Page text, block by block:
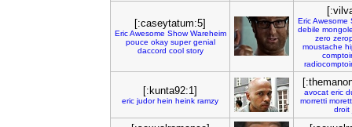
[:caseytatum:5]
Eric Awesome Show Wareheim
pouce okay super genial
daccord cool story
Eric Awesome
debile
zero
moustache
comptoir
radiocomptoir
[:kunta92:1]
eric judor hein heink ramzy
avocat eric
morretti
droit